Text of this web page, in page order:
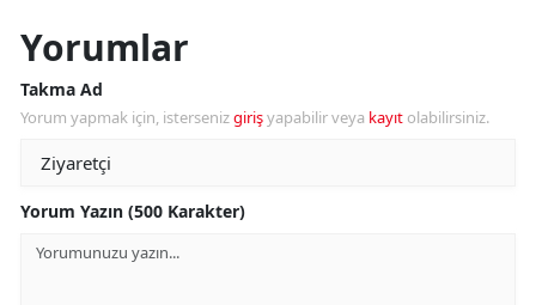
Yorumlar
Takma Ad
Yorum yapmak için, istersenizgirişyapabilir veya kayıt olabilirsiniz.
Yorum Yazın (500 Karakter)